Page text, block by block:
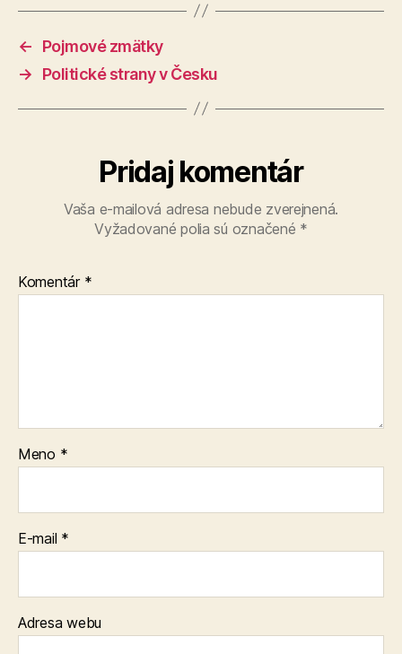
←
Pojmové zmätky
→
Politické strany v Česku
Pridaj komentár
Vaša e-mailová adresa nebude zverejnená.
Vyžadované polia sú označené *
Komentár *
Meno *
E-mail *
Adresa webu